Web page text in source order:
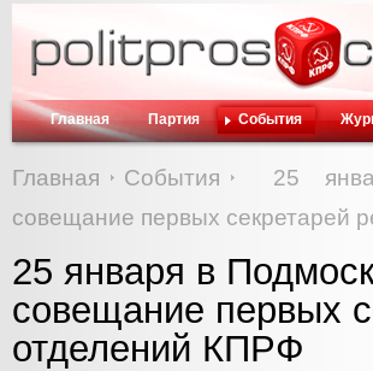
Главная Партия События
Главная События
25
совещание первых секретарей
25 января в
совещание первых
отделений КПРФ